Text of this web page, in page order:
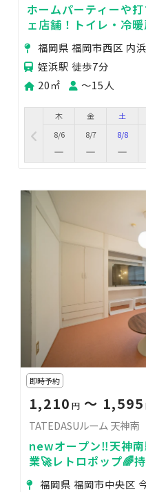
ホームパーティーや
ェ店舗！トイレ・冷
ペース
福岡県 福岡市西区 内浜
姪浜駅 徒歩7分
20㎡
〜15人
木
8/6
金
8/7
土
8/8
即時予約
1,210 円〜 1,595
TATEDASUルーム 天神南
newオープン‼️天神南
業🚀レトロポップ🌈
ドゲーム😊女子会🌺
福岡県 福岡市中央区